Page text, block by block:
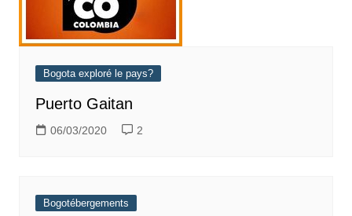
Bogota exploré le pays?
Puerto Gaitan
06/03/2020 2
Bogotébergements